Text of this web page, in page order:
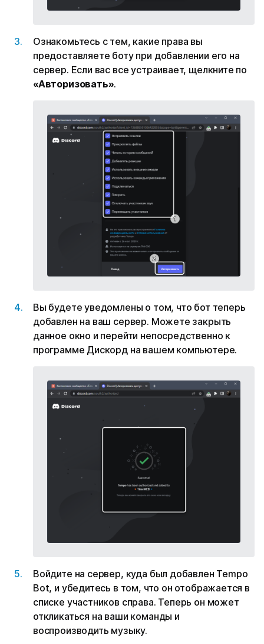
Ознакомьтесь с тем, какие права вы
предоставляете боту при добавлении его на
сервер. Если вас все устраивает, щелкните по
«‎Авторизовать».
Вы будете уведомлены о том, что бот теперь
добавлен на ваш сервер. Можете закрыть
данное окно и перейти непосредственно к
программе Дискорд на вашем компьютере.
Войдите на сервер, куда был добавлен Tempo
Bot, и убедитесь в том, что он отображается в
списке участников справа. Теперь он может
откликаться на ваши команды и
воспроизводить музыку.